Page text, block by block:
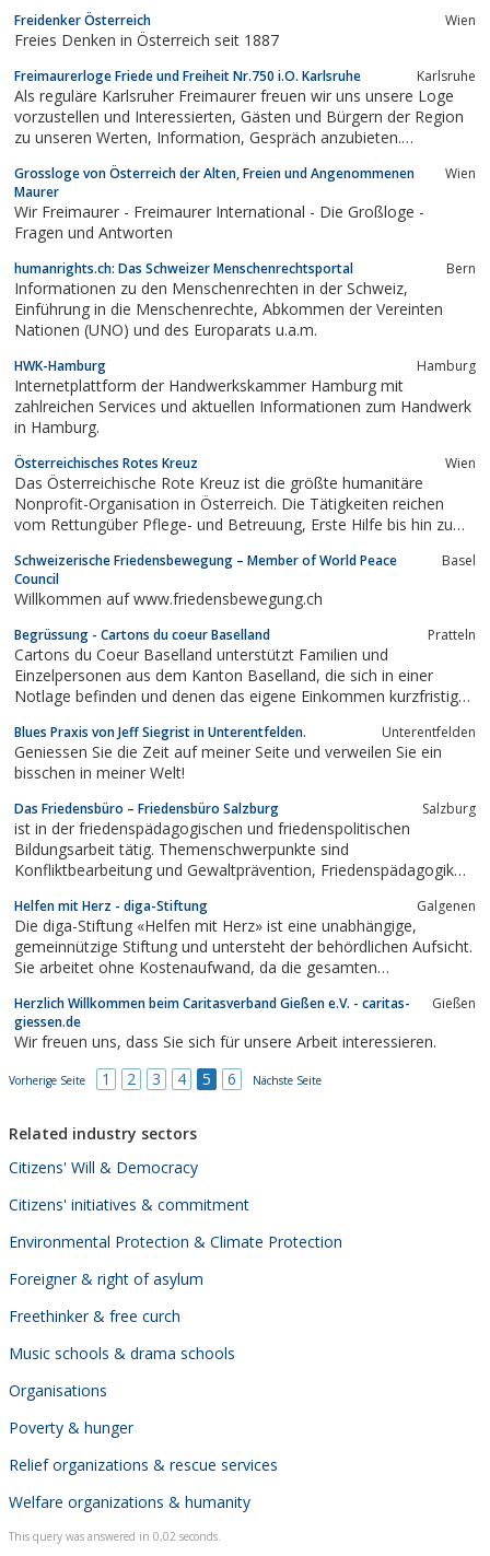
Freidenker Österreich Wien
Freies Denken in Österreich seit 1887
Freimaurerloge Friede und Freiheit Nr.750 i.O. Karlsruhe Karlsruhe
Als reguläre Karlsruher Freimaurer freuen wir uns unsere Loge
vorzustellen und Interessierten, Gästen und Bürgern der Region
zu unseren Werten, Information, Gespräch anzubieten.
im Karlsruher Logenhaus statt.
Grossloge von Österreich der Alten, Freien und Angenommenen
Maurer
Wien
Wir Freimaurer - ‎Freimaurer International - ‎Die Großloge -
‎Fragen und Antworten
humanrights.ch: Das Schweizer Menschenrechtsportal Bern
Informationen zu den Menschenrechten in der Schweiz,
Einführung in die Menschenrechte, Abkommen der Vereinten
Nationen (UNO) und des Europarats u.a.m.
HWK-Hamburg Hamburg
Internetplattform der Handwerkskammer Hamburg mit
zahlreichen Services und aktuellen Informationen zum Handwerk
in Hamburg.
Österreichisches Rotes Kreuz Wien
Das Österreichische Rote Kreuz ist die größte humanitäre
Nonprofit-Organisation in Österreich. Die Tätigkeiten reichen
vom Rettungüber Pflege- und Betreuung, Erste Hilfe bis hin zu
Entwicklungszusammenarbeit.
Schweizerische Friedensbewegung – Member of World Peace
Council
Basel
Willkommen auf www.friedensbewegung.ch
Begrüssung - Cartons du coeur Baselland Pratteln
Cartons du Coeur Baselland unterstützt Familien und
Einzelpersonen aus dem Kanton Baselland, die sich in einer
Notlage befinden und denen das eigene Einkommen kurzfristig
Blues Praxis von Jeff Siegrist in Unterentfelden. Unterentfelden
Geniessen Sie die Zeit auf meiner Seite und verweilen Sie ein
bisschen in meiner Welt!
Das Friedensbüro – Friedensbüro Salzburg Salzburg
ist in der friedenspädagogischen und friedenspolitischen
Bildungsarbeit tätig. Themenschwerpunkte sind
Konfliktbearbeitung und Gewaltprävention, Friedenspädagogik
Helfen mit Herz - diga-Stiftung Galgenen
Die diga-Stiftung «Helfen mit Herz» ist eine unabhängige,
gemeinnützige Stiftung und untersteht der behördlichen Aufsicht.
Sie arbeitet ohne Kostenaufwand, da die gesamten
übernommen werden. Auf diese Weise kommen alle Spenden zu
100% den Begünstigten zugute.
Herzlich Willkommen beim Caritasverband Gießen e.V. - caritas-
giessen.de
Gießen
Wir freuen uns, dass Sie sich für unsere Arbeit interessieren.
Vorherige Seite 1 2 3 4 5 6 Nächste Seite
Related industry sectors
Citizens' Will & Democracy
Citizens' initiatives & commitment
Environmental Protection & Climate Protection
Foreigner & right of asylum
Freethinker & free curch
Music schools & drama schools
Organisations
Poverty & hunger
Relief organizations & rescue services
Welfare organizations & humanity
This query was answered in 0,02 seconds.